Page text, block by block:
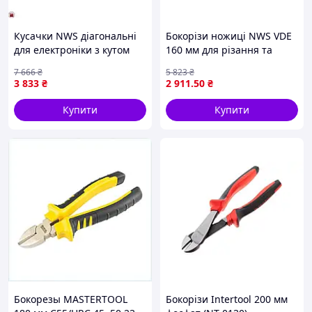
Кусачки NWS діагональні
для електроніки з кутом
проводу до 0,6 мм
3 833 ₴
7 666₴
Купити
Бокорізи ножиці NWS VDE
160 мм для різання та
16 мм
2 911.50 ₴
5 823₴
Купити
Бокорезы MASTERTOOL
Бокорізи Intertool 200 мм